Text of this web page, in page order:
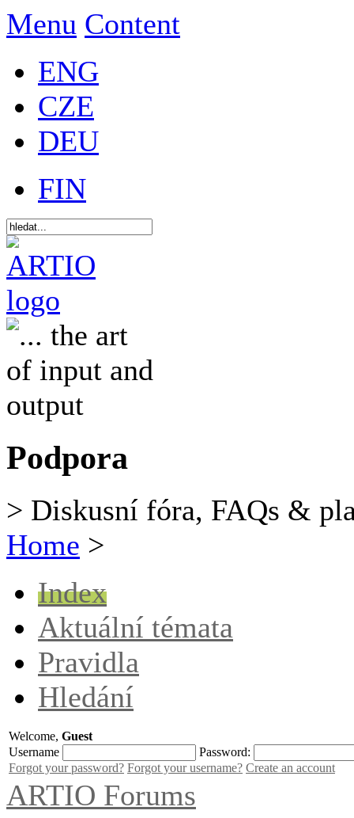
Menu Content
ENG
CZE
DEU
FIN
Podpora
> Diskusní fóra, FAQs &
Home >
Index
Aktuální témata
Pravidla
Hledání
Welcome, Guest
Username
Password:
Forgot your password? Forgot your username? Create an account
ARTIO Forums